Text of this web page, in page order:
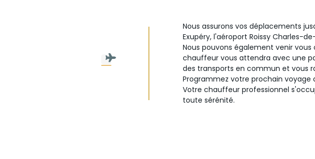
Nous assurons vos déplacements
Exupéry, l'aéroport Roissy Charles-
Nous pouvons également venir
chauffeur vous attendra avec une
des transports en commun et vous
Programmez votre prochain
Votre chauffeur professionnel
toute sérénité.